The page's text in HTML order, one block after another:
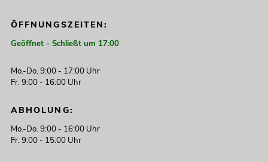
ÖFFNUNGSZEITEN:
Geöffnet - Schließt um 17:00
Mo.-Do. 9:00 - 17:00 Uhr
Fr. 9:00 - 16:00 Uhr
ABHOLUNG:
Mo.-Do. 9:00 - 16:00 Uhr
Fr. 9:00 - 15:00 Uhr